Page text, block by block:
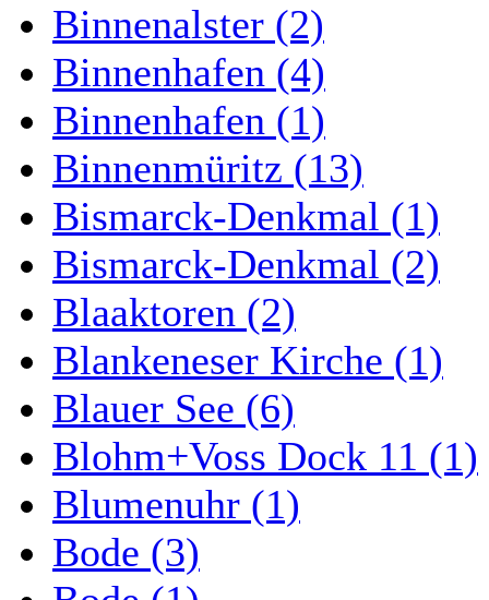
Binnenalster (2)
Binnenhafen (4)
Binnenhafen (1)
Binnenmüritz (13)
Bismarck-Denkmal (1)
Bismarck-Denkmal (2)
Blaaktoren (2)
Blankeneser Kirche (1)
Blauer See (6)
Blohm+Voss Dock 11 (1)
Blumenuhr (1)
Bode (3)